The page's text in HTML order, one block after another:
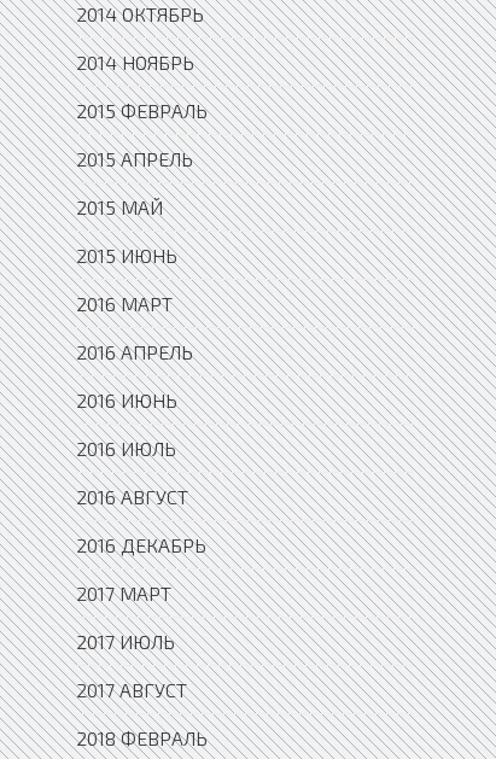
2014 ОКТЯБРЬ
2014 НОЯБРЬ
2015 ФЕВРАЛЬ
2015 АПРЕЛЬ
2015 МАЙ
2015 ИЮНЬ
2016 МАРТ
2016 АПРЕЛЬ
2016 ИЮНЬ
2016 ИЮЛЬ
2016 АВГУСТ
2016 ДЕКАБРЬ
2017 МАРТ
2017 ИЮЛЬ
2017 АВГУСТ
2018 ФЕВРАЛЬ